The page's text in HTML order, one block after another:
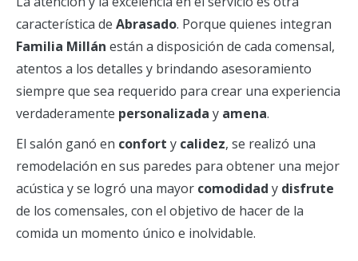
característica de Abrasado. Porque quienes integran
Familia Millán están a disposición de cada comensal,
atentos a los detalles y brindando asesoramiento
siempre que sea requerido para crear una experiencia
verdaderamente personalizada y amena.
El salón ganó en confort y calidez, se realizó una
remodelación en sus paredes para obtener una mejor
acústica y se logró una mayor comodidad y disfrute
de los comensales, con el objetivo de hacer de la
comida un momento único e inolvidable.